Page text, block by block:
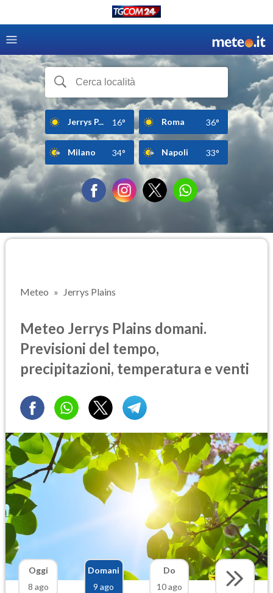
Jerrys P... 16° Roma 36°
Milano 34° Napoli 33°
Meteo Jerrys Plains
Meteo Jerrys Plains domani.
Previsioni del tempo,
precipitazioni, temperatura e venti
Oggi
8 ago
Domani
9 ago
Do
10 ago